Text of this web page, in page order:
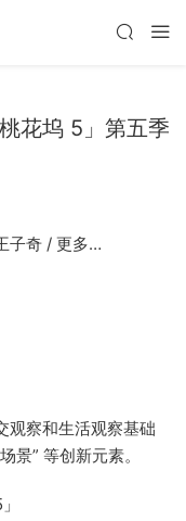
花坞 5」第五季
子奇 / 更多…
观察和生活观察基础
景” 等创新元素。